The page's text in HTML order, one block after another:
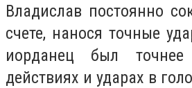
Владислав постоянно
счете, нанося точные
иорданец был
действиях и ударах в